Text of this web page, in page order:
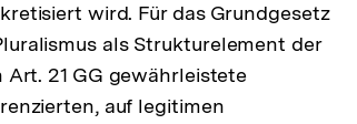
wird. Für das Grundgesetz
als Strukturelement der
Art. 21 GG gewährleistete
auf legitimen